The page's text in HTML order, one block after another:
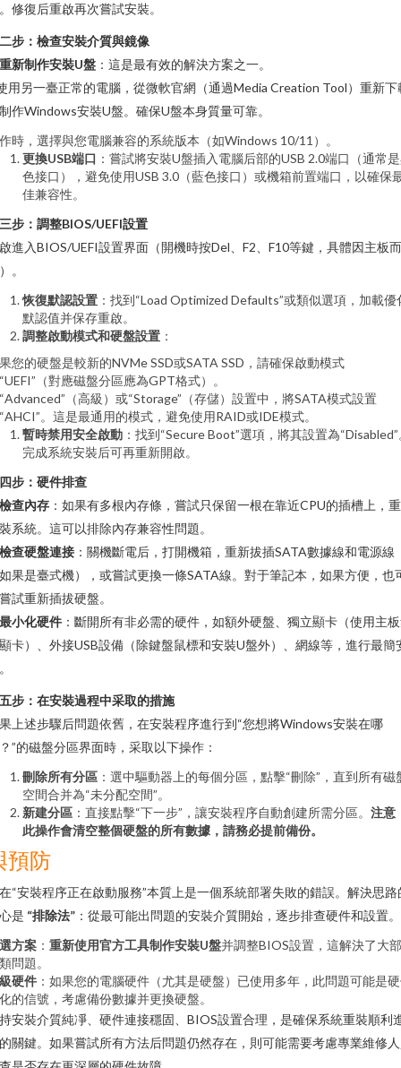
修復后重啟再次嘗試安裝。
步：檢查安裝介質與鏡像
重新制作安裝U盤 ：這是最有效的解決方案之一。
用另一臺正常的電腦，從微軟官網（通過Media Creation Tool）重新下
作Windows安裝U盤。確保U盤本身質量可靠。
時，選擇與您電腦兼容的系統版本（如Windows 10/11）。
更換USB端口 ：嘗試將安裝U盤插入電腦后部的USB 2.0端口（通常
色接口），避免使用USB 3.0（藍色接口）或機箱前置端口，以確保
佳兼容性。
步：調整BIOS/UEFI設置
進入BIOS/UEFI設置界面（開機時按Del、F2、F10等鍵，具體因主板而
。
恢復默認設置 ：找到“Load Optimized Defaults”或類似選項，加載優
默認值并保存重啟。
調整啟動模式和硬盤設置 ：
您的硬盤是較新的NVMe SSD或SATA SSD，請確保啟動模式
（對應磁盤分區應為GPT格式）。
（高級）或“Storage”（存儲）設置中，將SATA模式設置
。這是最通用的模式，避免使用RAID或IDE模式。
暫時禁用安全啟動 ：找到“Secure Boot”選項，將其設置為
完成系統安裝后可再重新開啟。
步：硬件排查
檢查內存 ：如果有多根內存條，嘗試只保留一根在靠近CPU的插槽上，
系統。這可以排除內存兼容性問題。
檢查硬盤連接 ：關機斷電后，打開機箱，重新拔插SATA數據線和電源線
果是臺式機），或嘗試更換一條SATA線。對于筆記本，如果方便，也
試重新插拔硬盤。
最小化硬件 ：斷開所有非必需的硬件，如額外硬盤、獨立顯卡（使用主
卡）、外接USB設備（除鍵盤鼠標和安裝U盤外）、網線等，進行最簡
步：在安裝過程中采取的措施
上述步驟后問題依舊，在安裝程序進行到“您想將Windows安裝在哪
”的磁盤分區界面時，采取以下操作：
刪除所有分區 ：選中驅動器上的每個分區，點擊“刪除”，直到所有磁
空間合并為“未分配空間”。
新建分區 ：直接點擊“下一步”，讓安裝程序自動創建所需分區。 注意
此操作會清空整個硬盤的所有數據，請務必提前備份。
預防
“安裝程序正在啟動服務”本質上是一個系統部署失敗的錯誤。解決思路
是 “排除法” ：從最可能出問題的安裝介質開始，逐步排查硬件和設置。
方案 ： 重新使用官方工具制作安裝U盤并調整BIOS設置，這解決了大
問題。
硬件 ：如果您的電腦硬件（尤其是硬盤）已使用多年，此問題可能是
的信號，考慮備份數據并更換硬盤。
安裝介質純凈、硬件連接穩固、BIOS設置合理，是確保系統重裝順利
關鍵。如果嘗試所有方法后問題仍然存在，則可能需要考慮專業維修